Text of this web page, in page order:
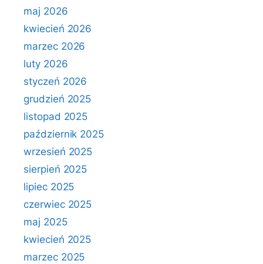
maj 2026
kwiecień 2026
marzec 2026
luty 2026
styczeń 2026
grudzień 2025
listopad 2025
październik 2025
wrzesień 2025
sierpień 2025
lipiec 2025
czerwiec 2025
maj 2025
kwiecień 2025
marzec 2025